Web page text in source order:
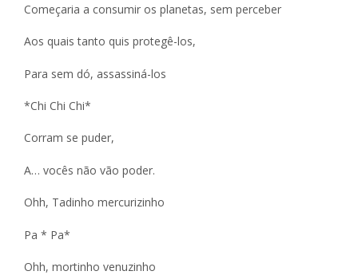
Começaria a consumir os planetas, sem perceber
Aos quais tanto quis protegê-los,
Para sem dó, assassiná-los
*Chi Chi Chi*
Corram se puder,
A… vocês não vão poder.
Ohh, Tadinho mercurizinho
Pa * Pa*
Ohh, mortinho venuzinho